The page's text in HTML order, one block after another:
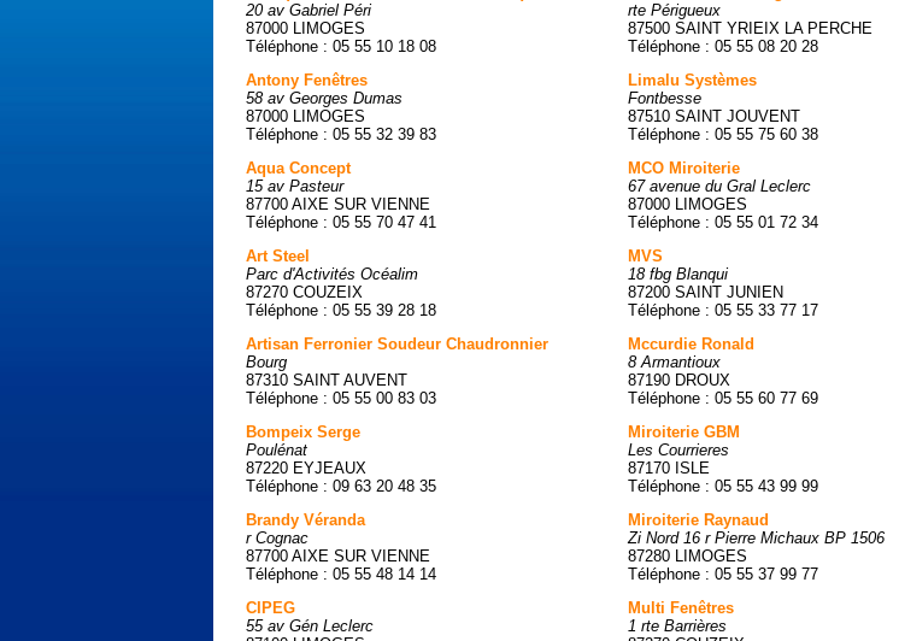
20 av Gabriel Péri
87000 LIMOGES
Téléphone : 05 55 10 18 08
Antony Fenêtres
58 av Georges Dumas
87000 LIMOGES
Téléphone : 05 55 32 39 83
Aqua Concept
15 av Pasteur
87700 AIXE SUR VIENNE
Téléphone : 05 55 70 47 41
Art Steel
Parc d'Activités Océalim
87270 COUZEIX
Téléphone : 05 55 39 28 18
Artisan Ferronier Soudeur Chaudronnier
Bourg
87310 SAINT AUVENT
Téléphone : 05 55 00 83 03
Bompeix Serge
Poulénat
87220 EYJEAUX
Téléphone : 09 63 20 48 35
Brandy Véranda
r Cognac
87700 AIXE SUR VIENNE
Téléphone : 05 55 48 14 14
CIPEG
55 av Gén Leclerc
rte Périgueux
87500 SAINT YRIEIX LA PERCHE
Téléphone : 05 55 08 20 28
Limalu Systèmes
Fontbesse
87510 SAINT JOUVENT
Téléphone : 05 55 75 60 38
MCO Miroiterie
67 avenue du Gral Leclerc
87000 LIMOGES
Téléphone : 05 55 01 72 34
MVS
18 fbg Blanqui
87200 SAINT JUNIEN
Téléphone : 05 55 33 77 17
Mccurdie Ronald
8 Armantioux
87190 DROUX
Téléphone : 05 55 60 77 69
Miroiterie GBM
Les Courrieres
87170 ISLE
Téléphone : 05 55 43 99 99
Miroiterie Raynaud
Zi Nord 16 r Pierre Michaux BP 1506
87280 LIMOGES
Téléphone : 05 55 37 99 77
Multi Fenêtres
1 rte Barrières